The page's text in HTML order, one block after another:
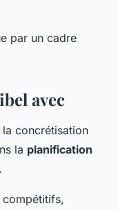
par un cadre
avec
concrétisation
la planification
compétitifs,